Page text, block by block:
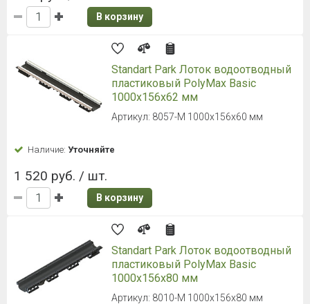
В корзину
Standart Park Лоток водоотводный
пластиковый PolyMax Basic
1000х156х62 мм
Артикул: 8057-М 1000х156х60 мм
Наличие: Уточняйте
1 520 руб. / шт.
В корзину
Standart Park Лоток водоотводный
пластиковый PolyMax Basic
1000х156х80 мм
Артикул: 8010-М 1000х156х80 мм